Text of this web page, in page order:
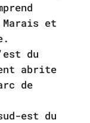
et
du
abrite
de
est du